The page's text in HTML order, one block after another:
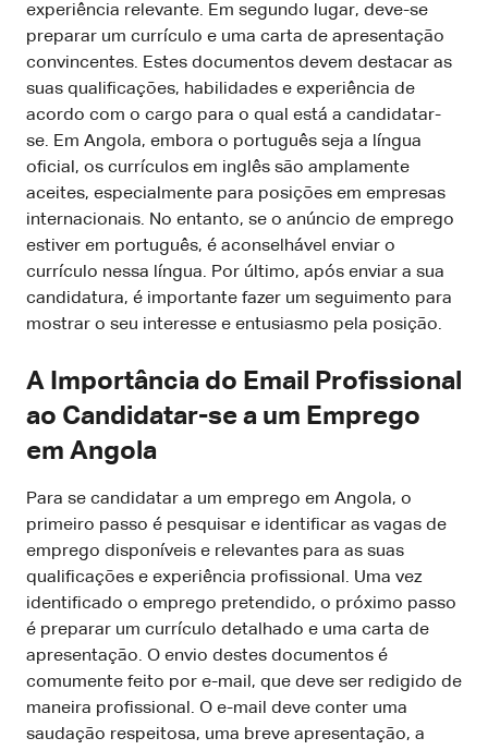
experiência relevante. Em segundo lugar, deve-se
preparar um currículo e uma carta de apresentação
convincentes. Estes documentos devem destacar as
suas qualificações, habilidades e experiência de
acordo com o cargo para o qual está a candidatar-
se. Em Angola, embora o português seja a língua
oficial, os currículos em inglês são amplamente
aceites, especialmente para posições em empresas
internacionais. No entanto, se o anúncio de emprego
estiver em português, é aconselhável enviar o
currículo nessa língua. Por último, após enviar a sua
candidatura, é importante fazer um seguimento para
mostrar o seu interesse e entusiasmo pela posição.
A Importância do Email Profissional
ao Candidatar-se a um Emprego
em Angola
Para se candidatar a um emprego em Angola, o
primeiro passo é pesquisar e identificar as vagas de
emprego disponíveis e relevantes para as suas
qualificações e experiência profissional. Uma vez
identificado o emprego pretendido, o próximo passo
é preparar um currículo detalhado e uma carta de
apresentação. O envio destes documentos é
comumente feito por e-mail, que deve ser redigido de
maneira profissional. O e-mail deve conter uma
saudação respeitosa, uma breve apresentação, a